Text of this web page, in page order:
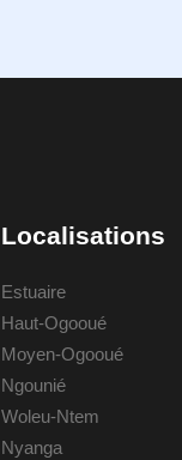
Localisations
Estuaire
Haut-Ogooué
Moyen-Ogooué
Ngounié
Woleu-Ntem
Nyanga